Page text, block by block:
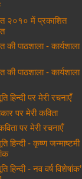
२०१० में प्रकाशित
की पाठशाला - कार्यशाला
की पाठशाला - कार्यशाला
हिन्दी पर मेरी रचनाएँ
पर मेरी कविता
पर मेरी रचनाएँ
हिन्दी - कृष्ण जन्माष्टमी
हिन्दी - नव वर्ष विशेषांक’